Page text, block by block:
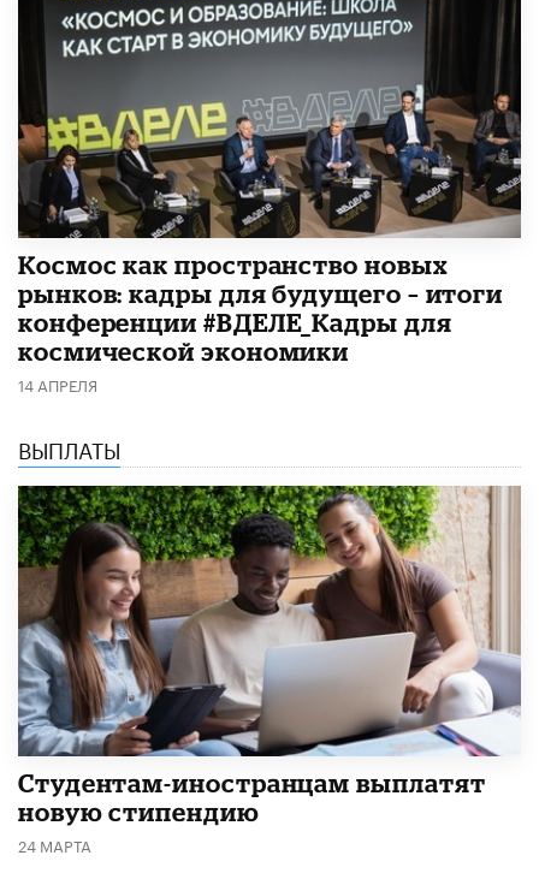
Космос как пространство новых
рынков: кадры для будущего – итоги
конференции #ВДЕЛЕ_Кадры для
космической экономики
14 АПРЕЛЯ
ВЫПЛАТЫ
Студентам-иностранцам выплатят
новую стипендию
24 МАРТА